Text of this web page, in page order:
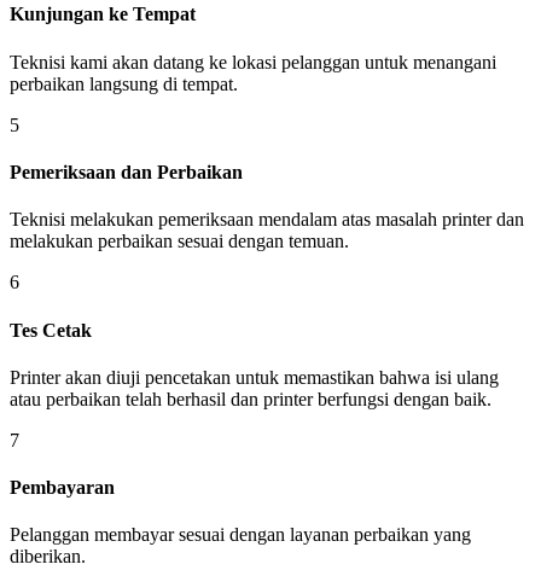
Kunjungan ke Tempat
Teknisi kami akan datang ke lokasi pelanggan untuk menangani
perbaikan langsung di tempat.
5
Pemeriksaan dan Perbaikan
Teknisi melakukan pemeriksaan mendalam atas masalah printer dan
melakukan perbaikan sesuai dengan temuan.
6
Tes Cetak
Printer akan diuji pencetakan untuk memastikan bahwa isi ulang
atau perbaikan telah berhasil dan printer berfungsi dengan baik.
7
Pembayaran
Pelanggan membayar sesuai dengan layanan perbaikan yang
diberikan.